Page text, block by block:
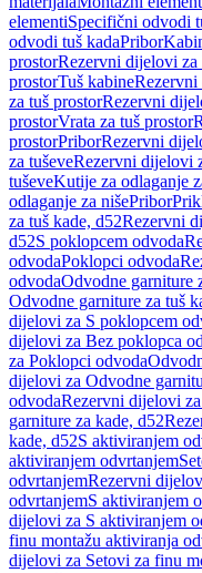
elementiSpecifični odvodi
odvodi tuš kadaPribor
prostorRezervni dijelovi za
prostorTuš kabineRezervni
za tuš prostorRezervni
prostorVrata za tuš prostor
prostorPriborRezervni
za tuševeRezervni dijelovi
tuševeKutije za odlaganje
odlaganje za nišePribor
za tuš kade, d52Rezervni
d52S poklopcem odvoda
odvodaPoklopci odvoda
odvodaOdvodne garniture
Odvodne garniture za tuš
dijelovi za S poklopcem
dijelovi za Bez poklopca
za Poklopci odvoda
dijelovi za Odvodne
odvodaRezervni dijelovi
garniture za kade, d52
kade, d52S aktiviranjem
aktiviranjem odvrtanjem
odvrtanjemRezervni
odvrtanjemS aktiviranjem
dijelovi za S aktiviranjem
finu montažu aktiviranja
dijelovi za Setovi za finu